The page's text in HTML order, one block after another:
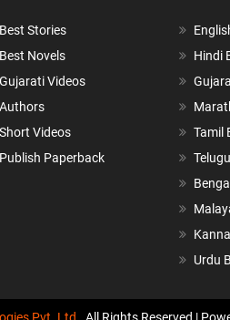
Best Stories
Best Novels
Gujarati Videos
Authors
Short Videos
Publish Paperback
Hindi
Tamil
Urdu